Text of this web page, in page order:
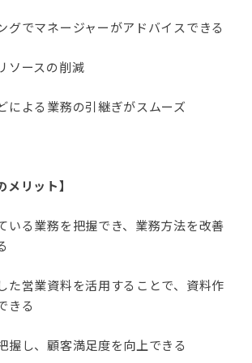
グでマネージャーがアドバイスできる
ソースの削減
による業務の引継ぎがスムーズ
メリット】
いる業務を把握でき、業務方法を改善
た営業資料を活用することで、資料作
きる
握し、顧客満足度を向上できる